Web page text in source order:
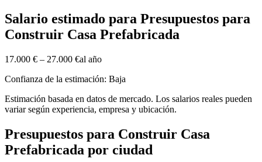
Salario estimado para Presupuestos para
Construir Casa Prefabricada
17.000 € – 27.000 €al año
Confianza de la estimación: Baja
Estimación basada en datos de mercado. Los salarios reales pueden
variar según experiencia, empresa y ubicación.
Presupuestos para Construir Casa
Prefabricada por ciudad